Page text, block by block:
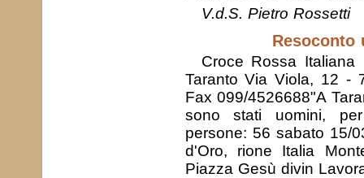
V.d.S. Pietro Rossetti
Resoconto
Croce Rossa Italiana
Taranto Via Viola, 12 -
Fax 099/4526688"A
sono stati uomini,
persone: 56 sabato 15/
d'Oro, rione Italia
Piazza Gesù divin